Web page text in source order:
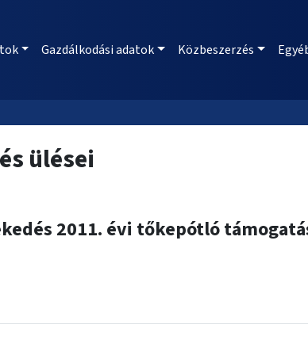
Gazdálkodási adatok Közbeszerzés
ülései
2011. évi tőkepótló